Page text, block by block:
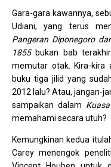
Gara-gara kawannya,
Udiani, yang terus
Pangeran Diponegoro
1855bukan bab
memutar otak. Kira-kira
buku tiga jilid yang
2012 lalu? Atau, jangan-
sampaikan dalam
memahami secara utuh?
Kemungkinan kedua
Carey menengok